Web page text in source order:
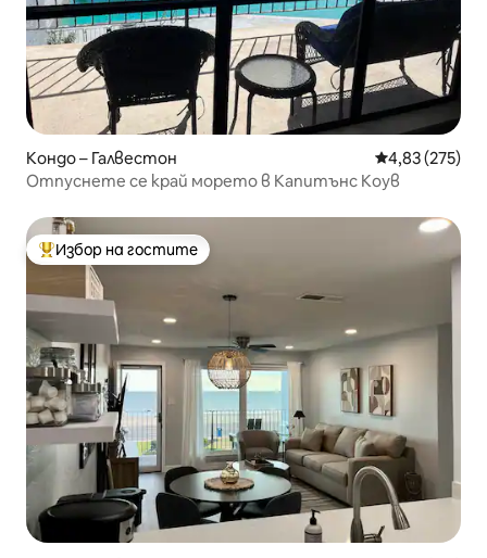
Кондо – Галвестон Средна
4,83 (275)
Отпуснете се край морето в Капитънс Коув
Най-популярен избор на гостите
Избор на гостите